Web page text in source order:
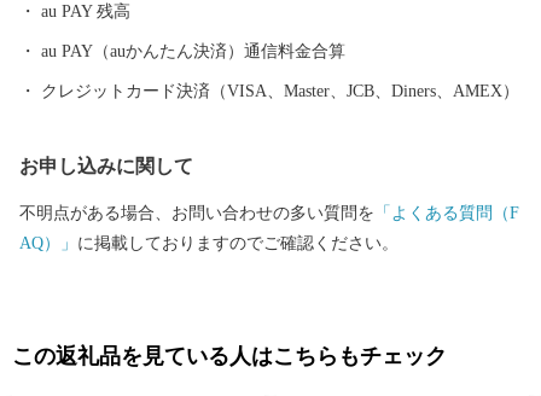
au PAY 残高
au PAY（auかんたん決済）通信料金合算
クレジットカード決済（VISA、Master、JCB、Diners、AMEX）
お申し込みに関して
不明点がある場合、お問い合わせの多い質問を 「よくある質問（F
AQ）」 に掲載しておりますのでご確認ください。
この返礼品を見ている人はこちらもチェック